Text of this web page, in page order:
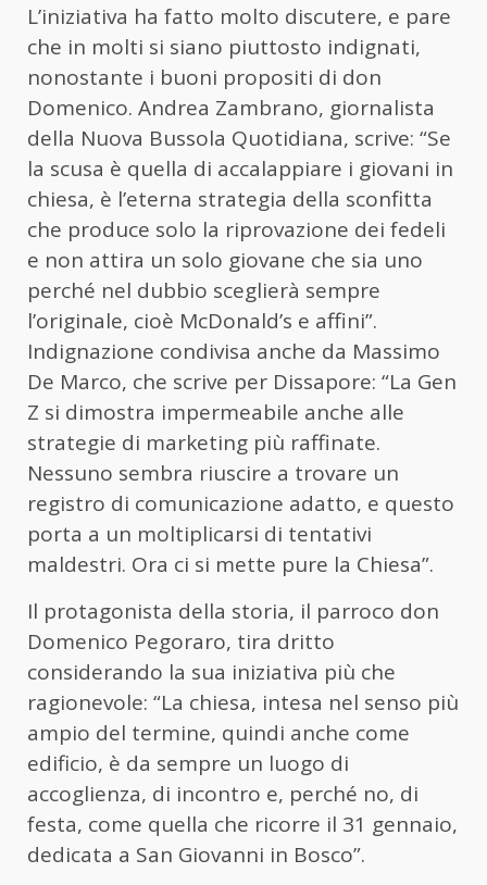
L’iniziativa ha fatto molto discutere, e pare
che in molti si siano piuttosto indignati,
nonostante i buoni propositi di don
Domenico. Andrea Zambrano, giornalista
della Nuova Bussola Quotidiana, scrive: “Se
la scusa è quella di accalappiare i giovani in
chiesa, è l’eterna strategia della sconfitta
che produce solo la riprovazione dei fedeli
e non attira un solo giovane che sia uno
perché nel dubbio sceglierà sempre
l’originale, cioè McDonald’s e affini”.
Indignazione condivisa anche da Massimo
De Marco, che scrive per Dissapore: “La Gen
Z si dimostra impermeabile anche alle
strategie di marketing più raffinate.
Nessuno sembra riuscire a trovare un
registro di comunicazione adatto, e questo
porta a un moltiplicarsi di tentativi
maldestri. Ora ci si mette pure la Chiesa”.
Il protagonista della storia, il parroco don
Domenico Pegoraro, tira dritto
considerando la sua iniziativa più che
ragionevole: “La chiesa, intesa nel senso più
ampio del termine, quindi anche come
edificio, è da sempre un luogo di
accoglienza, di incontro e, perché no, di
festa, come quella che ricorre il 31 gennaio,
dedicata a San Giovanni in Bosco”.